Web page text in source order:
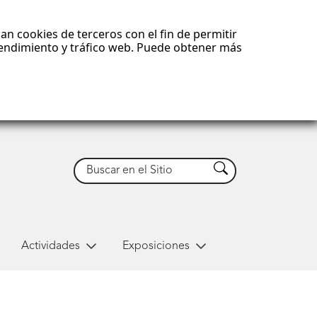
cookies de terceros con el fin de permitir
y tráfico web. Puede obtener más
Buscar Buscar
Actividades Exposiciones